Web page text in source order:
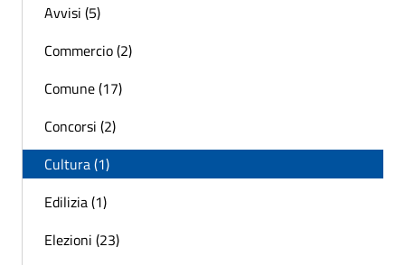
Avvisi (5)
Commercio (2)
Comune (17)
Concorsi (2)
Cultura (1)
Edilizia (1)
Elezioni (23)